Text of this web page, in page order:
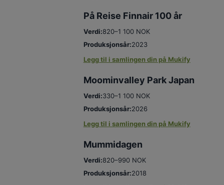
På Reise Finnair 100 år
Verdi:820–1 100 NOK
Produksjonsår:2023
Legg til i samlingen din på Mukify
Moominvalley Park Japan
Verdi:330–1 100 NOK
Produksjonsår:2026
Legg til i samlingen din på Mukify
Mummidagen
Verdi:820–990 NOK
Produksjonsår:2018